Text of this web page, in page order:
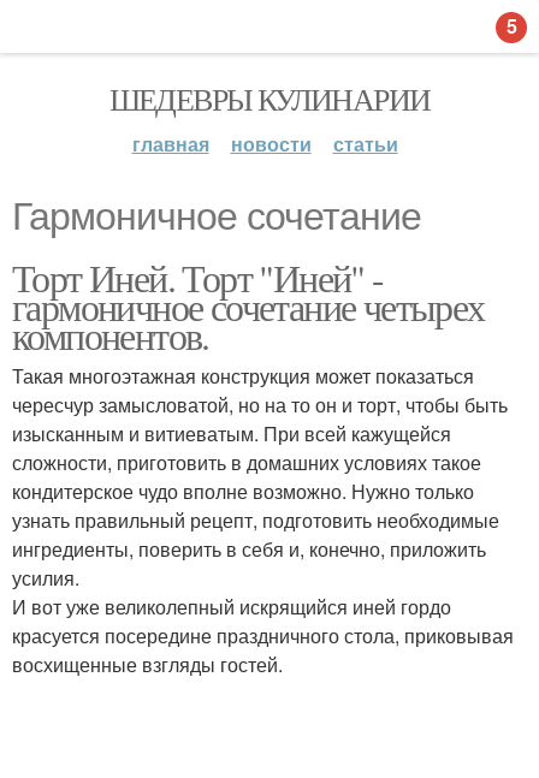
ШЕДЕВРЫ КУЛИНАРИИ
главная новости статьи
Гармоничное сочетание
Торт Иней. Торт "Иней" -
гармоничное сочетание четырех
компонентов.
Такая многоэтажная конструкция может показаться
чересчур замысловатой, но на то он и торт, чтобы быть
изысканным и витиеватым. При всей кажущейся
сложности, приготовить в домашних условиях такое
кондитерское чудо вполне возможно. Нужно только
узнать правильный рецепт, подготовить необходимые
ингредиенты, поверить в себя и, конечно, приложить
усилия.
И вот уже великолепный искрящийся иней гордо
красуется посередине праздничного стола, приковывая
восхищенные взгляды гостей.
5